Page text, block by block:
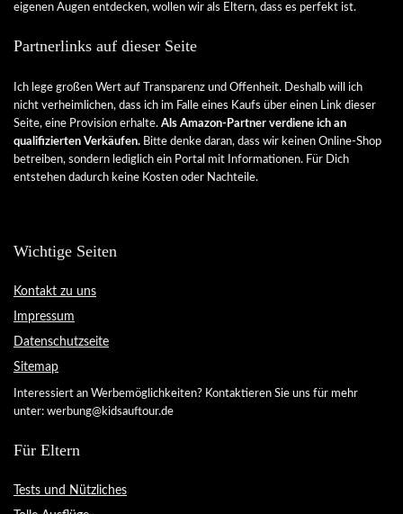
eigenen Augen entdecken, wollen wir als Eltern, dass es perfekt ist.
Partnerlinks auf dieser Seite
Ich lege großen Wert auf Transparenz und Offenheit. Deshalb will ich
nicht verheimlichen, dass ich im Falle eines Kaufs über einen Link dieser
Seite, eine Provision erhalte. Als Amazon-Partner verdiene ich an
qualifizierten Verkäufen. Bitte denke daran, dass wir keinen Online-Shop
betreiben, sondern lediglich ein Portal mit Informationen. Für Dich
entstehen dadurch keine Kosten oder Nachteile.
Wichtige Seiten
Kontakt zu uns
Impressum
Datenschutzseite
Sitemap
Interessiert an Werbemöglichkeiten? Kontaktieren Sie uns für mehr
unter: werbung@kidsauftour.de
Für Eltern
Tests und Nützliches